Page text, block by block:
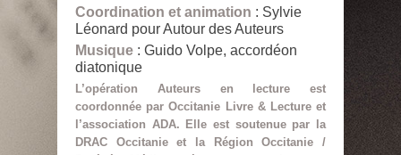
Coordination et animation : Sylvie
Léonard pour Autour des Auteurs
Musique : Guido Volpe, accordéon
diatonique
L’opération Auteurs en lecture est
coordonnée par Occitanie Livre & Lecture et
l’association ADA. Elle est soutenue par la
DRAC Occitanie et la Région Occitanie /